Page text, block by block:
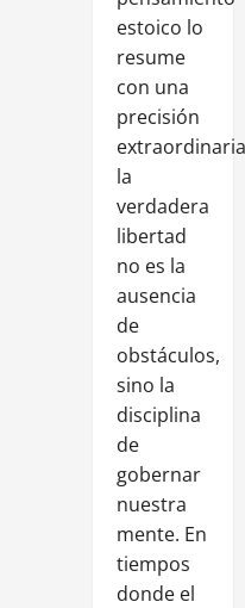
estoico lo
resume
con una
precisión
la
verdadera
libertad
no es la
ausencia
de
obstáculos,
sino la
disciplina
de
gobernar
nuestra
mente. En
tiempos
donde el